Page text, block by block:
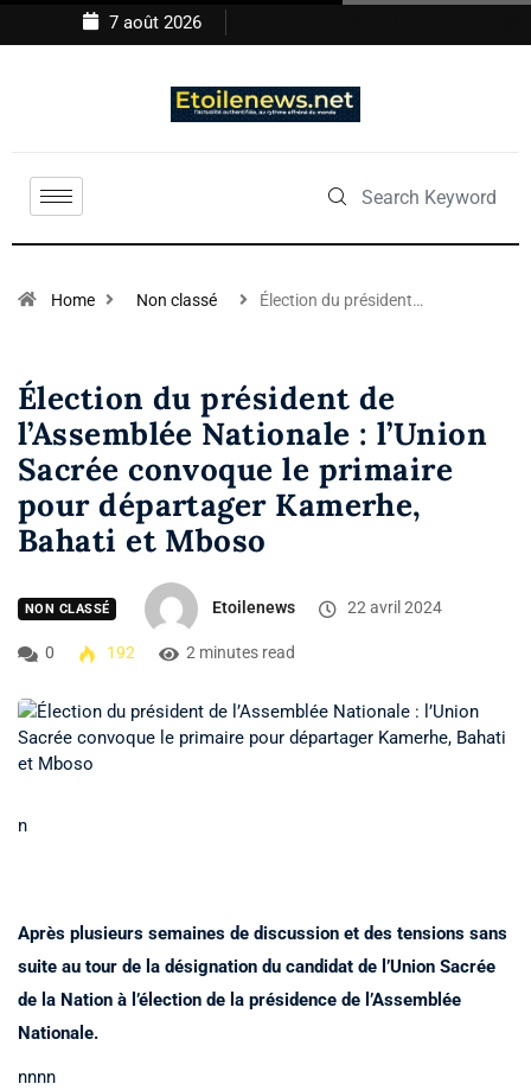
7 août 2026
Home Non classé Élection du président…
Élection du président de
l’Assemblée Nationale : l’Union
Sacrée convoque le primaire
pour départager Kamerhe,
Bahati et Mboso
NON CLASSÉ Etoilenews 22 avril 2024
0 192 2 minutes read
n
Après plusieurs semaines de discussion et des tensions sans
suite au tour de la désignation du candidat de l’Union Sacrée
de la Nation à l’élection de la présidence de l’Assemblée
Nationale.
nnnn